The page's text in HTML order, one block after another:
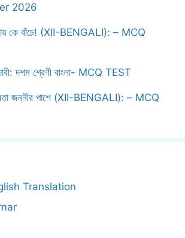
2026
কে বাঁচে! (XII-BENGALI): – MCQ
দশম শ্রেণী বাংলা- MCQ TEST
জননীর পাশে (XII-BENGALI): – MCQ
Translation